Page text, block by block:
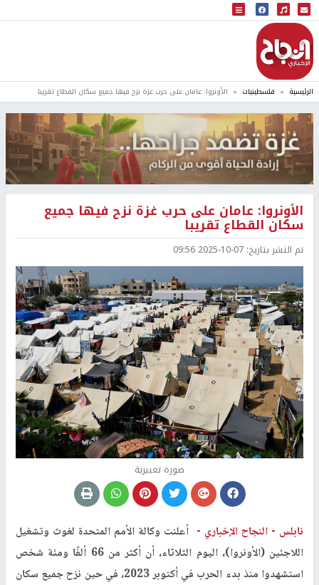
البث المباشر
إذاعة النجاح
الرئيسية فلسطينيات الأونروا: عامان على حرب غزة نزح فيها جميع سكان القطاع تقريبا
الأونروا: عامان على حرب غزة نزح فيها جميع
سكان القطاع تقريبا
تم النشر بتاريخ: 2025-10-07 09:56
صورة تعبيرية
نابلس -النجاح الإخباري - أعلنت وكالة الأمم المتحدة لغوث وتشغيل
اللاجئين (الأونروا)، اليوم الثلاثاء، أن أكثر من 66 ألفًا ومئة شخص
استشهدوا منذ بدء الحرب في أكتوبر 2023، في حين نزح جميع سكان